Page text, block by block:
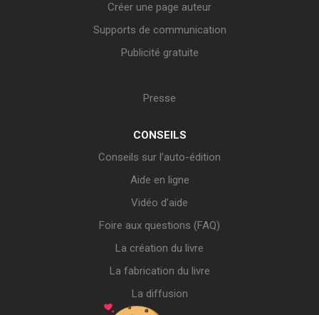
Créer une page auteur
Supports de communication
Publicité gratuite
Presse
CONSEILS
Conseils sur l’auto-édition
Aide en ligne
Vidéo d’aide
Foire aux questions (FAQ)
La création du livre
La fabrication du livre
La diffusion